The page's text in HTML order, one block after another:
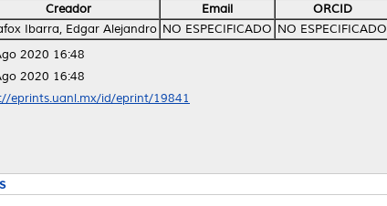
Creador Email
ORCID
Ibarra, Edgar Alejandro NO ESPECIFICADO NO ESPECIFICADO
2020 16:48
2020 16:48
eprints.uanl.mx/id/eprint/19841